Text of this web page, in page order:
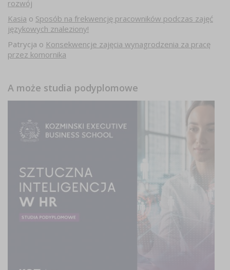
rozwój
Kasia o Sposób na frekwencję pracowników podczas zajęć
językowych znaleziony!
Patrycja o Konsekwencje zajęcia wynagrodzenia za pracę
przez komornika
A może studia podyplomowe